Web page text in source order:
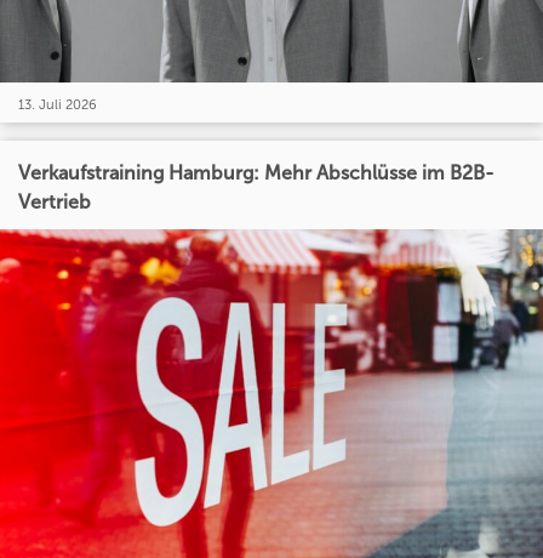
13. Juli 2026
Verkaufstraining Hamburg: Mehr Abschlüsse im B2B-
Vertrieb